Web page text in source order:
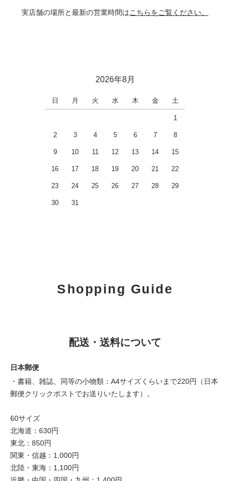
実店舗の場所と最新の営業時間はこちらをご覧ください。
2026年8月
日 月 火 水 木 金 土
1
2 3 4 5 6 7 8
9 10 11 12 13 14 15
16 17 18 19 20 21 22
23 24 25 26 27 28 29
30 31
Shopping Guide
配送・送料について
日本郵便
・書籍、雑誌、同等の小物類：A4サイズくらいまで220円（日本
郵便クリックポストでお送りいたします）。
60サイズ
北海道：630円
東北：850円
関東・信越：1,000円
北陸・東海：1,100円